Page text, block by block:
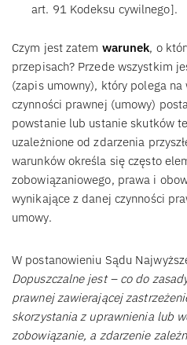
art. 91 Kodeksu cywilnego].
Czym jest zatem warunek, o
przepisach? Przede wszystkim
(zapis umowny), który polega
czynności prawnej (umowy)
powstanie lub ustanie skutków
uzależnione od zdarzenia
warunków określa się często
zobowiązaniowego, prawa i
wynikające z danej czynności
umowy.
W postanowieniu Sądu
Dopuszczalne jest – co do
prawnej zawierającej
skorzystania z uprawnienia lub
zobowiązanie, a zdarzenie